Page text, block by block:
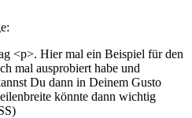
<p>. Hier mal ein Beispiel für den
mal ausprobiert habe und
Du dann in Deinem Gusto
könnte dann wichtig